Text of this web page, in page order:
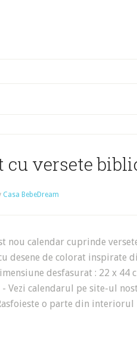
cu versete
Casa BebeDream
nou calendar cuprinde
desene de colorat inspirate
desfasurat : 22 x 44
Vezi calendarul pe site-ul
o parte din interiorul